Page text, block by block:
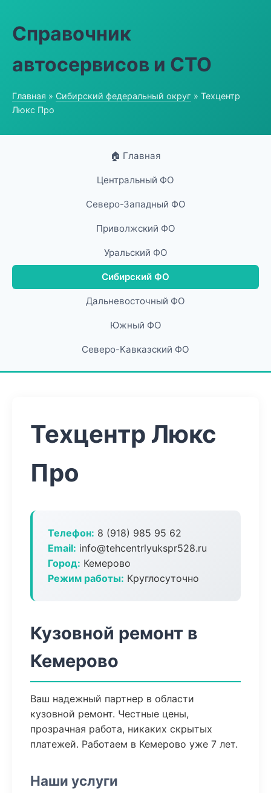
Справочник
автосервисов и СТО
Главная » Сибирский федеральный округ » Техцентр
Люкс Про
🏠 Главная
Центральный ФО
Северо-Западный ФО
Приволжский ФО
Уральский ФО
Сибирский ФО
Дальневосточный ФО
Южный ФО
Северо-Кавказский ФО
Техцентр Люкс
Про
Телефон: 8 (918) 985 95 62
Email: info@tehcentrlyukspr528.ru
Город: Кемерово
Режим работы: Круглосуточно
Кузовной ремонт в
Кемерово
Ваш надежный партнер в области
кузовной ремонт. Честные цены,
прозрачная работа, никаких скрытых
платежей. Работаем в Кемерово уже 7 лет.
Наши услуги